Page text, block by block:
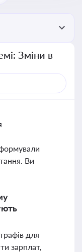
Зміни в
Ви
для
зарплат,